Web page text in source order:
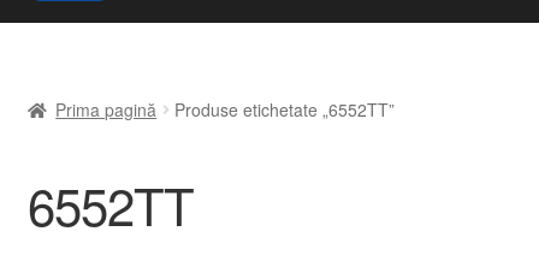
A lua legatura
Contul meu
Prima pagină Produse etichetate „6552TT”
6552TT